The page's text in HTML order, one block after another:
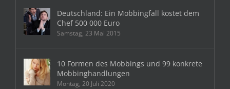
Deutschland: Ein Mobbingfall kostet dem
Chef 500 000 Euro
Samstag, 23 Mai 2015
10 Formen des Mobbings und 99 konkrete
Mobbinghandlungen
Montag, 20 Juli 2020